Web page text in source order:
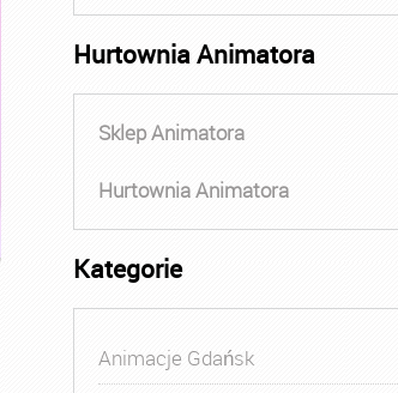
Hurtownia Animatora
Sklep Animatora
Hurtownia Animatora
Kategorie
Animacje Gdańsk